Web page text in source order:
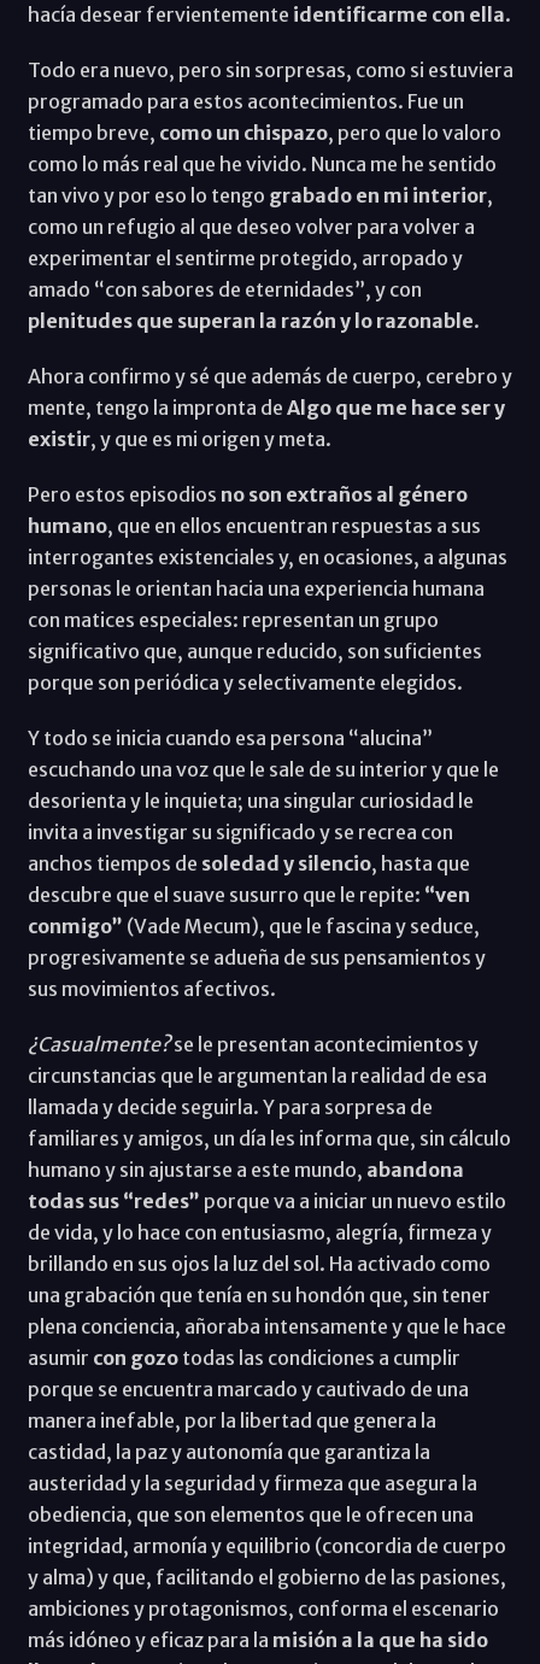
hacía desear fervientemente identificarme con ella.
Todo era nuevo, pero sin sorpresas, como si estuviera
programado para estos acontecimientos. Fue un
tiempo breve, como un chispazo, pero que lo valoro
como lo más real que he vivido. Nunca me he sentido
tan vivo y por eso lo tengo grabado en mi interior,
como un refugio al que deseo volver para volver a
experimentar el sentirme protegido, arropado y
amado “con sabores de eternidades”, y con
plenitudes que superan la razón y lo razonable.
Ahora confirmo y sé que además de cuerpo, cerebro y
mente, tengo la impronta de Algo que me hace ser y
existir, y que es mi origen y meta.
Pero estos episodios no son extraños al género
humano, que en ellos encuentran respuestas a sus
interrogantes existenciales y, en ocasiones, a algunas
personas le orientan hacia una experiencia humana
con matices especiales: representan un grupo
significativo que, aunque reducido, son suficientes
porque son periódica y selectivamente elegidos.
Y todo se inicia cuando esa persona “alucina”
escuchando una voz que le sale de su interior y que le
desorienta y le inquieta; una singular curiosidad le
invita a investigar su significado y se recrea con
anchos tiempos de soledad y silencio, hasta que
descubre que el suave susurro que le repite: “ven
conmigo” (Vade Mecum), que le fascina y seduce,
progresivamente se adueña de sus pensamientos y
sus movimientos afectivos.
¿Casualmente?se le presentan acontecimientos y
circunstancias que le argumentan la realidad de esa
llamada y decide seguirla. Y para sorpresa de
familiares y amigos, un día les informa que, sin cálculo
humano y sin ajustarse a este mundo, abandona
todas sus “redes” porque va a iniciar un nuevo estilo
de vida, y lo hace con entusiasmo, alegría, firmeza y
brillando en sus ojos la luz del sol. Ha activado como
una grabación que tenía en su hondón que, sin tener
plena conciencia, añoraba intensamente y que le hace
asumir con gozotodas las condiciones a cumplir
porque se encuentra marcado y cautivado de una
manera inefable, por la libertad que genera la
castidad, la paz y autonomía que garantiza la
austeridad y la seguridad y firmeza que asegura la
obediencia, que son elementos que le ofrecen una
integridad, armonía y equilibrio (concordia de cuerpo
y alma) y que, facilitando el gobierno de las pasiones,
ambiciones y protagonismos, conforma el escenario
más idóneo y eficaz para la misión a la que ha sido